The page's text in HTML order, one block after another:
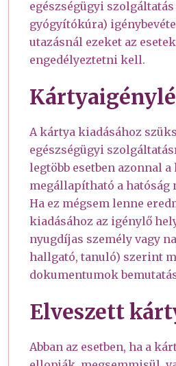
egészségügyi
gyógyítókúra)
utazásnál ezeket az
engedélyeztetni kell.
A kártya kiadásához
egészségügyi
legtöbb esetben azonnal
megállapítható a hatóság
Ha ez mégsem lenne
kiadásához az igénylő
nyugdíjas személy vagy
hallgató, tanuló) szerint
dokumentumok
Elveszett
Abban az esetben, ha a